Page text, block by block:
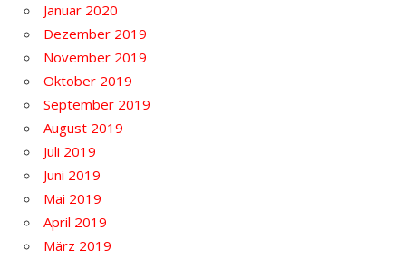
Januar 2020
Dezember 2019
November 2019
Oktober 2019
September 2019
August 2019
Juli 2019
Juni 2019
Mai 2019
April 2019
März 2019